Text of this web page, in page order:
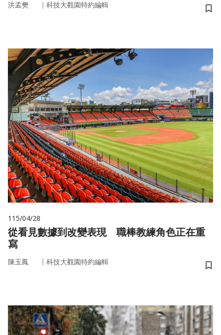
洪孟樊 ｜ 科技大觀園特約編輯
儲
115/04/28
從看見數據到改變表現 職棒教練角色正在重
寫
陳玉鳳 ｜ 科技大觀園特約編輯
儲